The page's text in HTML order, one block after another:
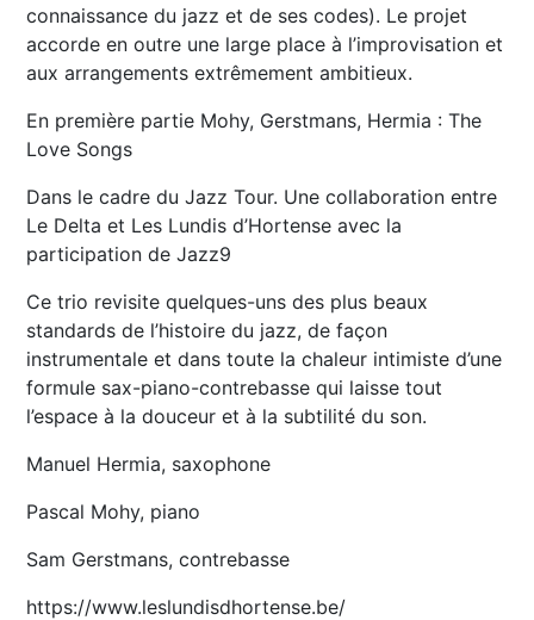
connaissance du jazz et de ses codes). Le projet
accorde en outre une large place à l’improvisation et
aux arrangements extrêmement ambitieux.
En première partie Mohy, Gerstmans, Hermia : The
Love Songs
Dans le cadre du Jazz Tour. Une collaboration entre
Le Delta et Les Lundis d’Hortense avec la
participation de Jazz9
Ce trio revisite quelques-uns des plus beaux
standards de l’histoire du jazz, de façon
instrumentale et dans toute la chaleur intimiste d’une
formule sax-piano-contrebasse qui laisse tout
l’espace à la douceur et à la subtilité du son.
Manuel Hermia, saxophone
Pascal Mohy, piano
Sam Gerstmans, contrebasse
https://www.leslundisdhortense.be/